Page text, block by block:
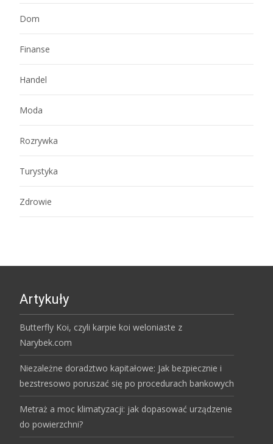
Dom
Finanse
Handel
Moda
Rozrywka
Turystyka
Zdrowie
Artykuły
Butterfly Koi, czyli karpie koi weloniaste z
Narybek.com
Niezależne doradztwo kapitałowe: Jak bezpiecznie i
bezstresowo poruszać się po procedurach bankowych
Metraż a moc klimatyzacji: jak dopasować urządzenie
do powierzchni?